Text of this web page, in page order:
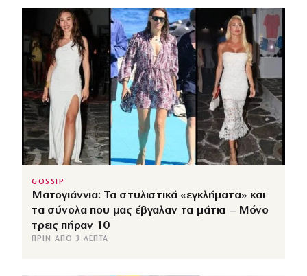
GOSSIP
Ματογιάννια: Τα στυλιστικά «εγκλήματα» και
τα σύνολα που μας έβγαλαν τα μάτια – Μόνο
τρεις πήραν 10
ΠΡΙΝ ΑΠΌ 3 ΛΕΠΤΆ